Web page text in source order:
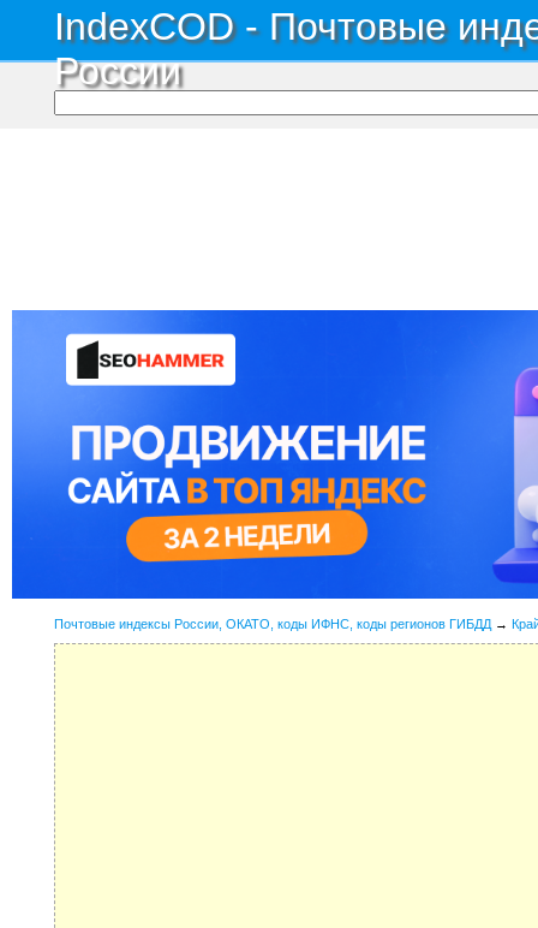
IndexCOD - Почтовые
России
Почтовые индексы России, ОКАТО, коды ИФНС, коды регионов ГИБДД →